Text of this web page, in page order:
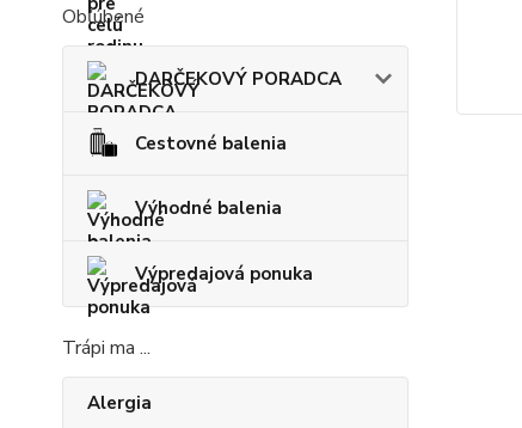
Obľúbené
DARČEKOVÝ PORADCA
Cestovné balenia
Výhodné balenia
Výpredajová ponuka
Trápi ma ...
Alergia